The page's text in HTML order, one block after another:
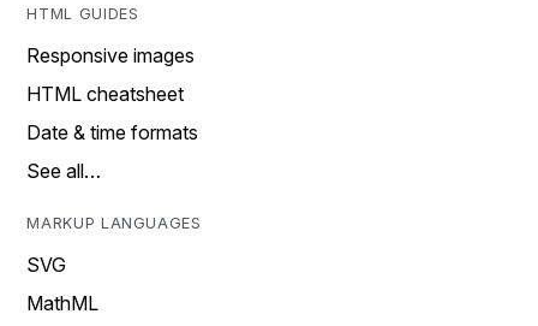
HTML GUIDES
Responsive images
HTML cheatsheet
Date & time formats
See all…
MARKUP LANGUAGES
SVG
MathML